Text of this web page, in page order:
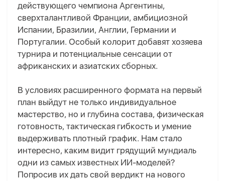
действующего чемпиона Аргентины,
сверхталантливой Франции, амбициозной
Испании, Бразилии, Англии, Германии и
Португалии. Особый колорит добавят хозяева
турнира и потенциальные сенсации от
африканских и азиатских сборных.
В условиях расширенного формата на первый
план выйдут не только индивидуальное
мастерство, но и глубина состава, физическая
готовность, тактическая гибкость и умение
выдерживать плотный график. Нам стало
интересно, каким видит грядущий мундиаль
одни из самых известных ИИ-моделей?
Попросив их дать свой вердикт на нового